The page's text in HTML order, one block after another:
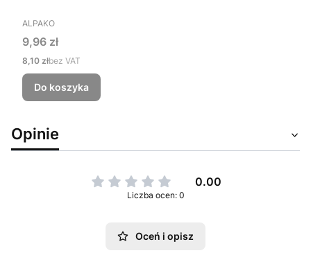
PRODUCENT
ALPAKO
Cena
9,96 zł
Cena
8,10 złbez VAT
Do koszyka
Opinie
0.00
Liczba ocen: 0
Oceń i opisz